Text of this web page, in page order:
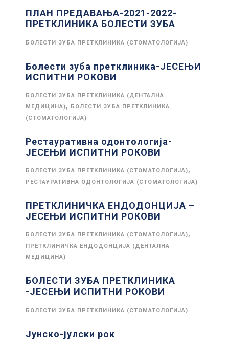
ПЛАН ПРЕДАВАЊА-2021-2022-
ПРЕТКЛИНИКА БОЛЕСТИ ЗУБА
БОЛЕСТИ ЗУБА ПРЕТКЛИНИКА (СТОМАТОЛОГИЈА)
Болести зуба претклиника-ЈЕСЕЊИ
ИСПИТНИ РОКОВИ
БОЛЕСТИ ЗУБА ПРЕТКЛИНИКА (ДЕНТАЛНА
МЕДИЦИНА), БОЛЕСТИ ЗУБА ПРЕТКЛИНИКА
(СТОМАТОЛОГИЈА)
Рестауративна одонтологија-
ЈЕСЕЊИ ИСПИТНИ РОКОВИ
БОЛЕСТИ ЗУБА ПРЕТКЛИНИКА (СТОМАТОЛОГИЈА),
РЕСТАУРАТИВНА ОДОНТОЛОГИЈА (СТОМАТОЛОГИЈА)
ПРЕТКЛИНИЧКА ЕНДОДОНЦИЈА –
ЈЕСЕЊИ ИСПИТНИ РОКОВИ
БОЛЕСТИ ЗУБА ПРЕТКЛИНИКА (СТОМАТОЛОГИЈА),
ПРЕТКЛИНИЧКА ЕНДОДОНЦИЈА (ДЕНТАЛНА
МЕДИЦИНА)
БОЛЕСТИ ЗУБА ПРЕТКЛИНИКА
-ЈЕСЕЊИ ИСПИТНИ РОКОВИ
БОЛЕСТИ ЗУБА ПРЕТКЛИНИКА (СТОМАТОЛОГИЈА)
Јунско-јулски рок